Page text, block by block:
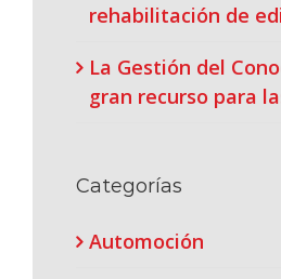
rehabilitación de
La Gestión del
gran recurso para
Categorías
Automoción